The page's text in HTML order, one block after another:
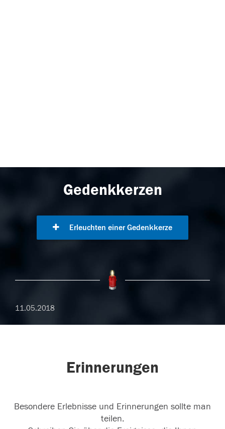
Gedenkkerzen
Erleuchten einer Gedenkkerze
11.05.2018
Erinnerungen
Besondere Erlebnisse und Erinnerungen sollte man
teilen.